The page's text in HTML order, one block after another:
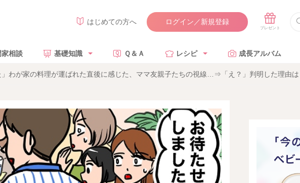
はじめての方へ ログイン／新規登録
相談 基礎知識 Ｑ＆Ａ レシピ 成長アルバム
」わが家の料理が運ばれた直後に感じた、ママ友親子たちの視線…⇒「え？」判明した理由は